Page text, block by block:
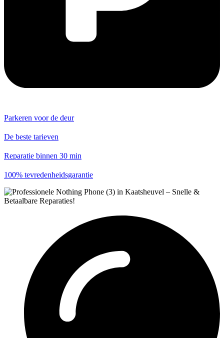
Parkeren voor de deur
De beste tarieven
Reparatie binnen 30 min
100% tevredenheidsgarantie